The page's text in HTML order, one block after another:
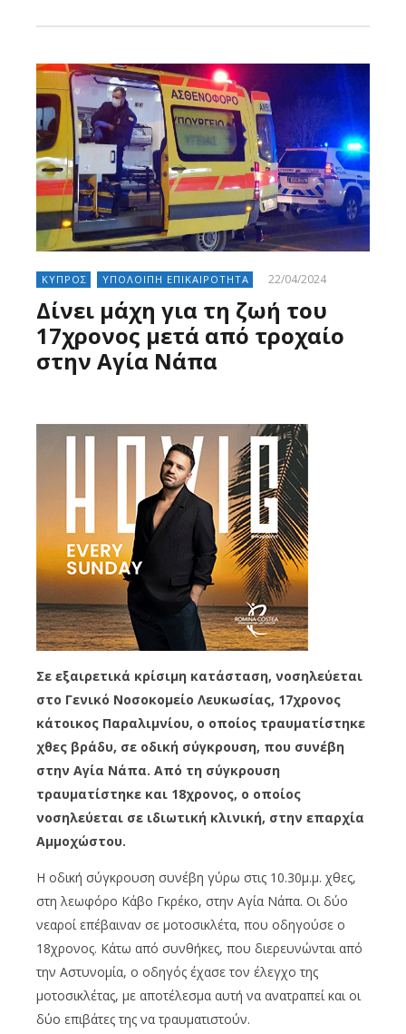
ΚΥΠΡΟΣ ΥΠΟΛΟΙΠΗ ΕΠΙΚΑΙΡΟΤΗΤΑ 22/04/2024
Δίνει μάχη για τη ζωή του
17χρονος μετά από τροχαίο
στην Αγία Νάπα
Σε εξαιρετικά κρίσιμη κατάσταση, νοσηλεύεται
στο Γενικό Νοσοκομείο Λευκωσίας, 17χρονος
κάτοικος Παραλιμνίου, ο οποίος τραυματίστηκε
χθες βράδυ, σε οδική σύγκρουση, που συνέβη
στην Αγία Νάπα. Από τη σύγκρουση
τραυματίστηκε και 18χρονος, ο οποίος
νοσηλεύεται σε ιδιωτική κλινική, στην επαρχία
Αμμοχώστου.
Η οδική σύγκρουση συνέβη γύρω στις 10.30μ.μ. χθες,
στη λεωφόρο Κάβο Γκρέκο, στην Αγία Νάπα. Οι δύο
νεαροί επέβαιναν σε μοτοσικλέτα, που οδηγούσε ο
18χρονος. Κάτω από συνθήκες, που διερευνώνται από
την Αστυνομία, ο οδηγός έχασε τον έλεγχο της
μοτοσικλέτας, με αποτέλεσμα αυτή να ανατραπεί και οι
δύο επιβάτες της να τραυματιστούν.